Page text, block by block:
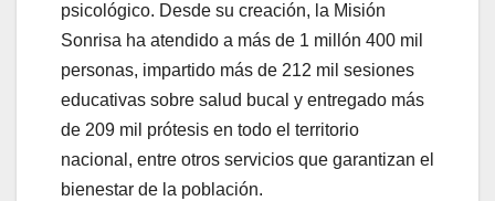
psicológico. Desde su creación, la Misión
Sonrisa ha atendido a más de 1 millón 400 mil
personas, impartido más de 212 mil sesiones
educativas sobre salud bucal y entregado más
de 209 mil prótesis en todo el territorio
nacional, entre otros servicios que garantizan el
bienestar de la población.